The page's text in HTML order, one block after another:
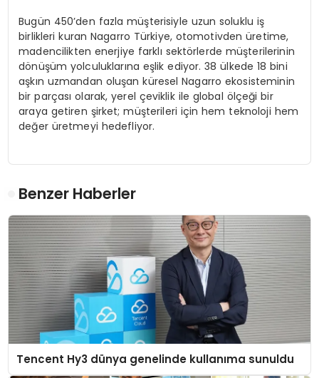
Bugün 450’den fazla müşterisiyle uzun soluklu iş
birlikleri kuran Nagarro Türkiye, otomotivden üretime,
madencilikten enerjiye farklı sektörlerde müşterilerinin
dönüşüm yolculuklarına eşlik ediyor. 38 ülkede 18 bini
aşkın uzmandan oluşan küresel Nagarro ekosisteminin
bir parçası olarak, yerel çeviklik ile global ölçeği bir
araya getiren şirket; müşterileri için hem teknoloji hem
değer üretmeyi hedefliyor.
Benzer Haberler
Tencent Hy3 dünya genelinde kullanıma sunuldu